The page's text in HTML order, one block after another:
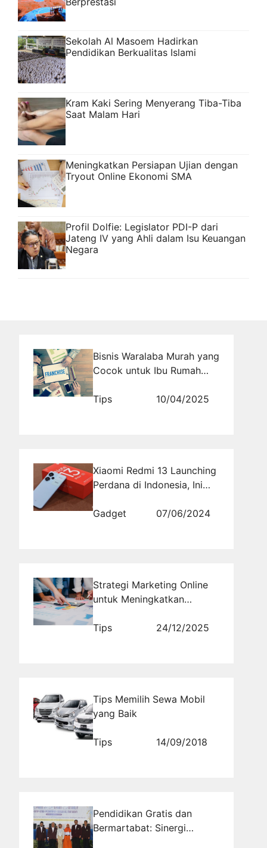
Sekolah Al Masoem Hadirkan
Pendidikan Berkualitas Islami
Kram Kaki Sering Menyerang Tiba-Tiba
Saat Malam Hari
Meningkatkan Persiapan Ujian dengan
Tryout Online Ekonomi SMA
Profil Dolfie: Legislator PDI-P dari
Jateng IV yang Ahli dalam Isu Keuangan
Negara
Bisnis Waralaba Murah yang
Cocok untuk Ibu Rumah
Tips
10/04/2025
Xiaomi Redmi 13 Launching
Perdana di Indonesia, Ini
Gadget
07/06/2024
Strategi Marketing Online
untuk Meningkatkan
2026
Tips 24/12/2025
Tips Memilih Sewa Mobil
yang Baik
Tips 14/09/2018
Pendidikan Gratis dan
Bermartabat: Sinergi